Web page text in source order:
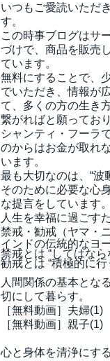
いつもご愛読いただ
す。
この時事ブログはサ
づけで、商品を販売
ています。
無料にすることで、
でいただき、情報が
て、 多くの方の生き
繋がればと願っており
シャンティ・フーラ
のからはお金が取れ
います。
最も大切なのは、“波
そのために必要な心
な提言をしています。
人生を幸福に過ごす
禁戒・勧戒（ヤマ・
インドの伝統的なヨ
禁戒とは “してはなら
勧戒とは “積極的に行
人間関係の基本とな
切にして暮らす。
［無料動画］夫婦(1)
［無料動画］親子(1)
心と身体を清浄にする